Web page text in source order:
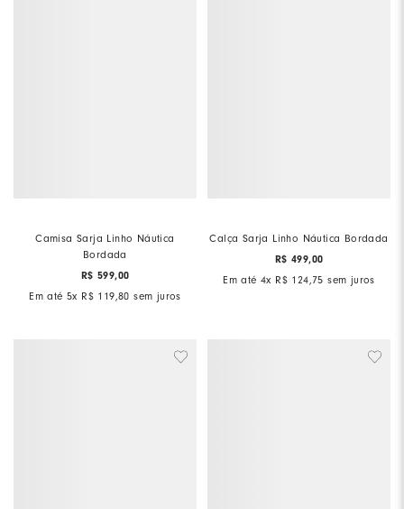
Camisa Sarja Linho Náutica
Bordada
R$ 599,00
Em até 5x R$ 119 ,80 sem juros
Calça Sarja Linho Náutica Bordada
R$ 499,00
Em até 4x R$ 124 75 sem juros